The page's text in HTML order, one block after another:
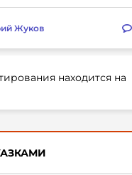
Жуков
находится на